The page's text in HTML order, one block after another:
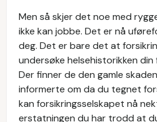
Men så skjer det noe med
ikke kan jobbe. Det er nå
deg. Det er bare det at
undersøke helsehistorikken
Der finner de den gamle
informerte om da du tegnet
kan forsikringsselskapet nå
erstatningen du har trodd at